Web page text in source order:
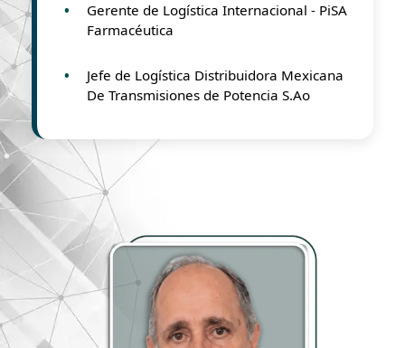
Gerente de Logística Internacional - PiSA
Farmacéutica
Jefe de Logística Distribuidora Mexicana
De Transmisiones de Potencia S.Ao